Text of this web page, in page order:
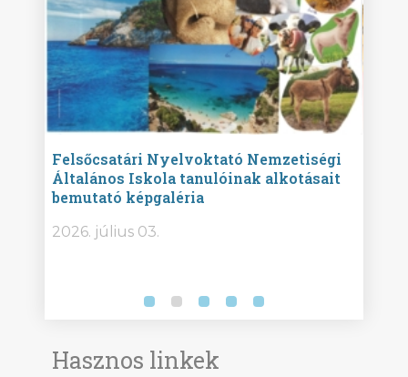
Felsőcsatári Nyelvoktató Nemzetiségi
Általános Iskola tanulóinak alkotásait
bemutató képgaléria
2026. július 03.
Hasznos linkek